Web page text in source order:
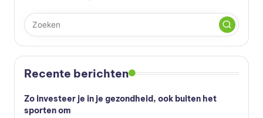
u
p
p
m
Recente berichten
Zo investeer je in je gezondheid, ook buiten het
sporten om